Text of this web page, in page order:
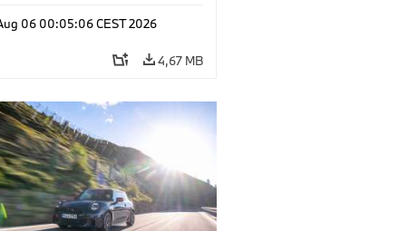
Zubehör
06 00:05:06 CEST 2026
4,67 MB